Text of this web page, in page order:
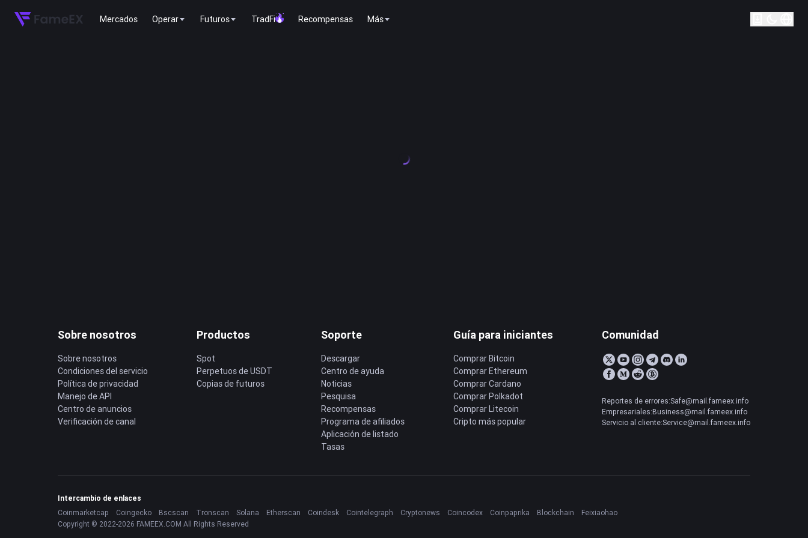
Mercados Operar Futuros TradFi Recompensas Más
Sobre nosotros
Sobre nosotros
Condiciones del servicio
Política de privacidad
Manejo de API
Centro de anuncios
Verificación de canal
Productos
Spot
Perpetuos de USDT
Copias de futuros
Soporte
Descargar
Centro de ayuda
Noticias
Pesquisa
Recompensas
Programa de afiliados
Aplicación de listado
Tasas
Guía para iniciantes
Comprar Bitcoin
Comprar Ethereum
Comprar Cardano
Comprar Polkadot
Comprar Litecoin
Cripto más popular
Comunidad
Reportes de errores:Safe@mail.fameex.info
Empresariales:Business@mail.fameex.info
Servicio al cliente:Service@mail.fameex.info
Intercambio de enlaces
Coinmarketcap
Coingecko Bscscan Tronscan Solana Etherscan Coindesk Cointelegraph Cryptonews Coincodex Coinpaprika Blockchain
Feixiaohao
Copyright © 2022-2026 FAMEEX.COM All Rights Reserved